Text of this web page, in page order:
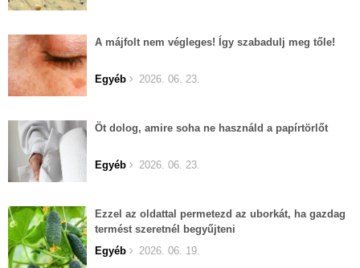
A májfolt nem végleges! Így szabadulj meg tőle!
Egyéb 2026. 06. 23.
Öt dolog, amire soha ne használd a papírtörlőt
Egyéb 2026. 06. 23.
Ezzel az oldattal permetezd az uborkát, ha gazdag
termést szeretnél begyűjteni
Egyéb
2026. 06. 19.